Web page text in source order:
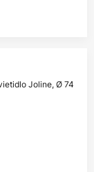
Joline, Ø 74